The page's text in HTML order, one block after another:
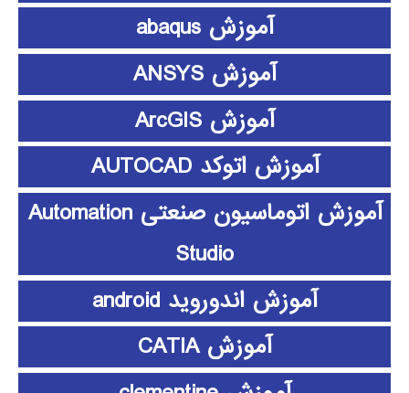
آموزش abaqus
آموزش ANSYS
آموزش ArcGIS
آموزش اتوکد AUTOCAD
آموزش اتوماسیون صنعتی Automation
Studio
آموزش اندوروید android
آموزش CATIA